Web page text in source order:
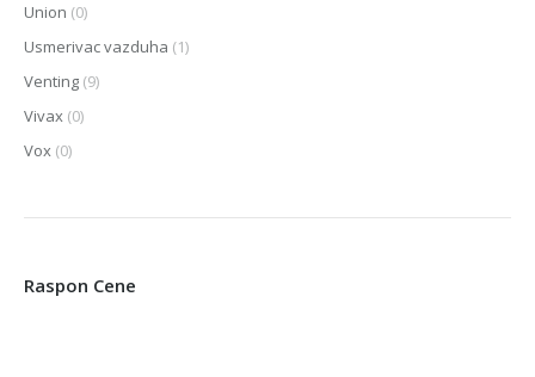
Union (0)
Usmerivac vazduha (1)
Venting (9)
Vivax (0)
Vox (0)
Raspon Cene